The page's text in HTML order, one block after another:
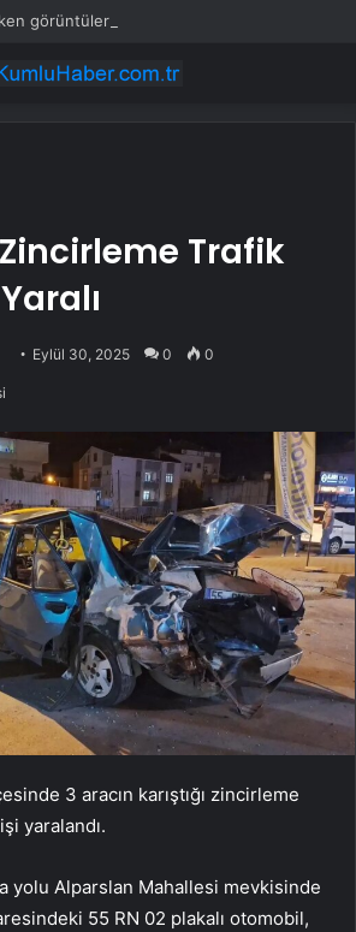
Trafik
Eylül 30, 2025 0 0
3 aracın karıştığı zincirleme
yaralandı.
yolu Alparslan Mahallesi mevkisinde
55 RN 02 plakalı otomobil,